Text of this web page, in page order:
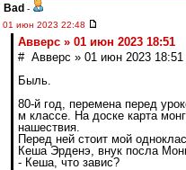
Bad -
01 июн 2023 22:48
Авверс » 01 июн 2023 18:51
# Авверс » 01 июн 2023 18:51
Быль.
80-й год, перемена перед
м классе. На доске карта
нашествия.
Перед ней стоит мой
Кеша Эрденэ, внук посла
- Кеша, что завис?